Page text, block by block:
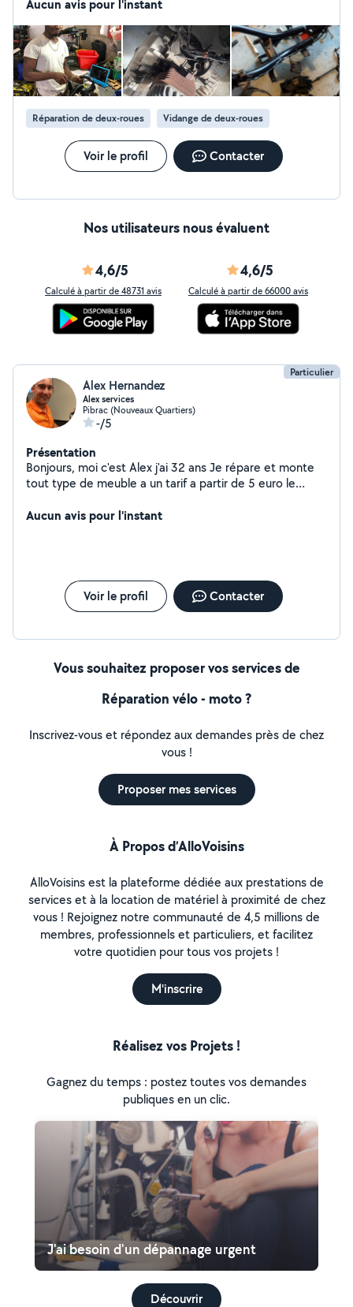
besoins afin d'avoir une idée des possibilités à subvenir à
Aucun avis pour l'instant
Réparation de deux-roues Vidange de deux-roues
Voir le profil Contacter
Nos utilisateurs nous évaluent
4,6/5
Calculé à partir de 48731 avis
4,6/5
Calculé à partir de 66000 avis
Particulier
Alex Hernandez
Alex services
Pibrac (Nouveaux Quartiers)
-/5
Présentation
Bonjours, moi c'est Alex j'ai 32 ans Je répare et monte
tout type de meuble a un tarif a partir de 5 euro le
Aucun avis pour l'instant
Voir le profil Contacter
Vous souhaitez proposer vos services de
Réparation vélo - moto ?
Inscrivez-vous et répondez aux demandes près de chez
vous !
Proposer mes services
À Propos d’AlloVoisins
AlloVoisins est la plateforme dédiée aux prestations de
services et à la location de matériel à proximité de chez
vous ! Rejoignez notre communauté de 4,5 millions de
membres, professionnels et particuliers, et facilitez
votre quotidien pour tous vos projets !
M'inscrire
Réalisez vos Projets !
Gagnez du temps : postez toutes vos demandes
publiques en un clic.
J'ai besoin d'un dépannage urgent
Découvrir